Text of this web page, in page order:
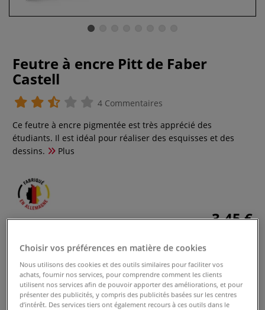
Feutre à encre Pitt de Faber
Castell
4 Commentaires
Ce feutre à encre pigmentée est très apprécié des
étudiants. Il est idéal pour réaliser des esquisses et des
dessins.
Plus
3,45 €
Acheter ce Produit
Ces articles pourraient également vous
intéresser
Choisir vos préférences en matière de cookies
Nous utilisons des cookies et des outils similaires pour faciliter vos
achats, fournir nos services, pour comprendre comment les clients
utilisent nos services afin de pouvoir apporter des améliorations, et pour
présenter des publicités, y compris des publicités basées sur les centres
d’intérêt. Des services tiers ont également recours à ces outils dans le